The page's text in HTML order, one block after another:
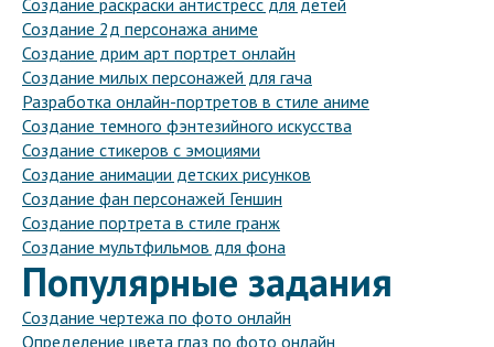
Создание раскраски антистресс для детей
Создание 2д персонажа аниме
Создание дрим арт портрет онлайн
Создание милых персонажей для гача
Разработка онлайн-портретов в стиле аниме
Создание темного фэнтезийного искусства
Создание стикеров с эмоциями
Создание анимации детских рисунков
Создание фан персонажей Геншин
Создание портрета в стиле гранж
Создание мультфильмов для фона
Популярные задания
Создание чертежа по фото онлайн
Определение цвета глаз по фото онлайн